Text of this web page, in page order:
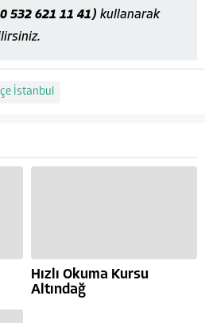
532 621 11 41) kullanarak
İstanbul
Hızlı Okuma Kursu
Altındağ